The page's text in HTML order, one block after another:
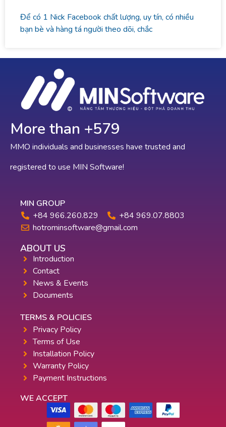
Để có 1 Nick Facebook chất lượng, uy tín, có nhiều
bạn bè và hàng tá người theo dõi, chắc
MMO individuals and businesses have trusted and
registered to use MIN Software!
More than +647
MIN GROUP
+84 966.260.829
+84 969.07.8803
hotrominsoftware@gmail.com
ABOUT US
Introduction
Contact
News & Events
Documents
TERMS & POLICIES
Privacy Policy
Terms of Use
Installation Policy
Warranty Policy
Payment Instructions
WE ACCEPT